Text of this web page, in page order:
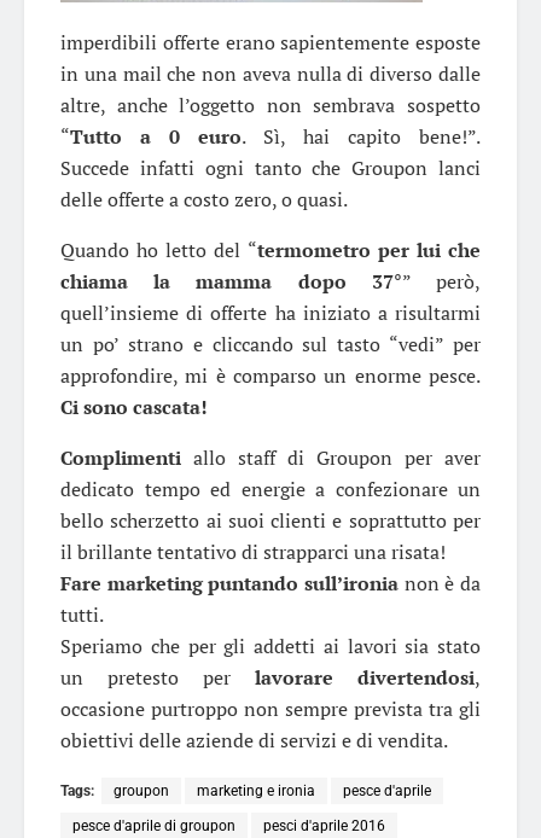
imperdibili offerte erano sapientemente esposte
in una mail che non aveva nulla di diverso dalle
altre, anche l’oggetto non sembrava sospetto
“Tutto a 0 euro. Sì, hai capito bene!”.
Succede infatti ogni tanto che Groupon lanci
delle offerte a costo zero, o quasi.
Quando ho letto del “termometro per lui che
chiama la mamma dopo 37°” però,
quell’insieme di offerte ha iniziato a risultarmi
un po’ strano e cliccando sul tasto “vedi” per
approfondire, mi è comparso un enorme pesce.
Ci sono cascata!
Complimenti allo staff di Groupon per aver
dedicato tempo ed energie a confezionare un
bello scherzetto ai suoi clienti e soprattutto per
il brillante tentativo di strapparci una risata!
Fare marketing puntando sull’ironia non è da
tutti.
Speriamo che per gli addetti ai lavori sia stato
un pretesto per lavorare divertendosi,
occasione purtroppo non sempre prevista tra gli
obiettivi delle aziende di servizi e di vendita.
Tags: groupon marketing e ironia pesce d'aprile
pesce d'aprile di groupon pesci d'aprile 2016